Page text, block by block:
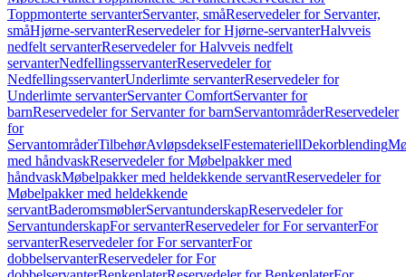
Toppmonterte servanterServanter, småReservedeler for Servanter,
småHjørne-servanterReservedeler for Hjørne-servanterHalvveis
nedfelt servanterReservedeler for Halvveis nedfelt
servanterNedfellingsservanterReservedeler for
NedfellingsservanterUnderlimte servanterReservedeler for
Underlimte servanterServanter ComfortServanter for
barnReservedeler for Servanter for barnServantområderReservedeler
for
ServantområderTilbehørAvløpsdekselFestemateriellDekorblending
med håndvaskReservedeler for Møbelpakker med
håndvaskMøbelpakker med heldekkende servantReservedeler for
Møbelpakker med heldekkende
servantBaderomsmøblerServantunderskapReservedeler for
ServantunderskapFor servanterReservedeler for For servanterFor
servanterReservedeler for For servanterFor
dobbelservanterReservedeler for For